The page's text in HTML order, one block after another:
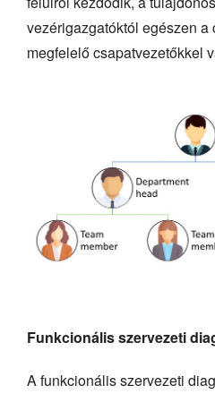
vezérigazgatóktól egészen a
megfelelő csapatvezetőkkel
Funkcionális szervezeti
A funkcionális szervezeti